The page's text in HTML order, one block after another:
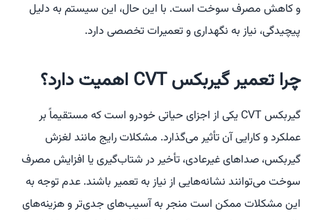
و کاهش مصرف سوخت است. با این حال، این سیستم به دلیل
پیچیدگی، نیاز به نگهداری و تعمیرات تخصصی دارد.
چرا تعمیر گیربکس CVT اهمیت دارد؟
گیربکس CVT یکی از اجزای حیاتی خودرو است که مستقیماً بر
عملکرد و کارایی آن تأثیر می‌گذارد. مشکلات رایج مانند لغزش
گیربکس، صداهای غیرعادی، تأخیر در شتاب‌گیری یا افزایش مصرف
سوخت می‌توانند نشانه‌هایی از نیاز به تعمیر باشند. عدم توجه به
این مشکلات ممکن است منجر به آسیب‌های جدی‌تر و هزینه‌های